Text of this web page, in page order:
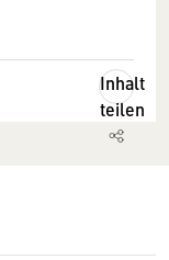
Inhalt
teilen